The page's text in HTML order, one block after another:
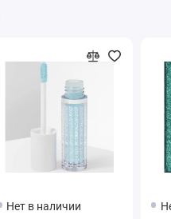
Нет в наличии